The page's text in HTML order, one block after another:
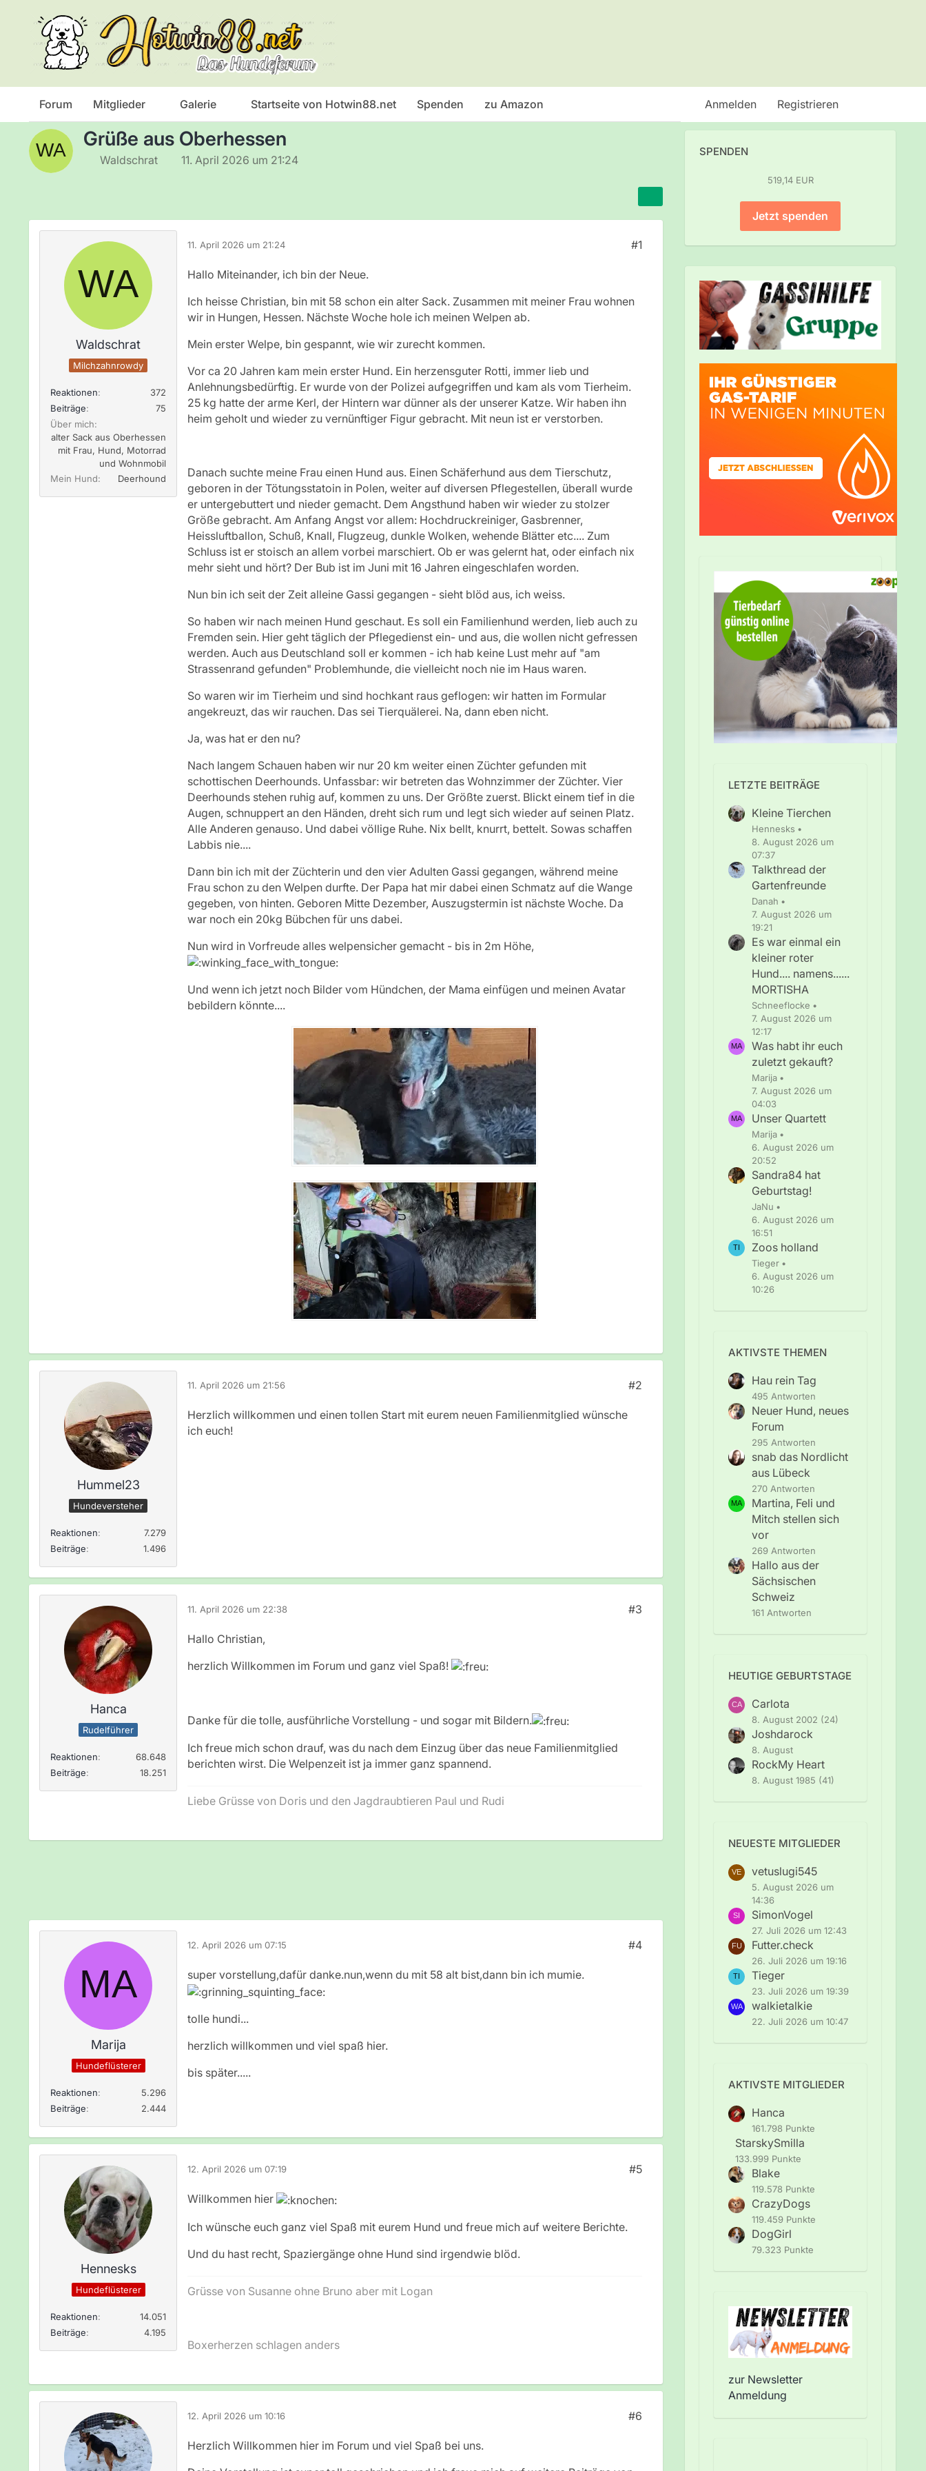
Forum Mitglieder Galerie Startseite von Hotwin88.net Spenden zu Amazon Anmelden Registrieren
Grüße aus Oberhessen
Waldschrat 11. April 2026 um 21:24
Waldschrat
Milchzahnrowdy
Reaktionen
372
Beiträge
75
Über mich
alter Sack aus Oberhessen
mit Frau, Hund, Motorrad
und Wohnmobil
Mein Hund
Deerhound
11. April 2026 um 21:24 #1
Hallo Miteinander, ich bin der Neue.
Ich heisse Christian, bin mit 58 schon ein alter Sack. Zusammen mit meiner Frau wohnen
wir in Hungen, Hessen. Nächste Woche hole ich meinen Welpen ab.
Mein erster Welpe, bin gespannt, wie wir zurecht kommen.
Vor ca 20 Jahren kam mein erster Hund. Ein herzensguter Rotti, immer lieb und
Anlehnungsbedürftig. Er wurde von der Polizei aufgegriffen und kam als vom Tierheim.
25 kg hatte der arme Kerl, der Hintern war dünner als der unserer Katze. Wir haben ihn
heim geholt und wieder zu vernünftiger Figur gebracht. Mit neun ist er verstorben.
Danach suchte meine Frau einen Hund aus. Einen Schäferhund aus dem Tierschutz,
geboren in der Tötungsstatoin in Polen, weiter auf diversen Pflegestellen, überall wurde
er untergebuttert und nieder gemacht. Dem Angsthund haben wir wieder zu stolzer
Größe gebracht. Am Anfang Angst vor allem: Hochdruckreiniger, Gasbrenner,
Heissluftballon, Schuß, Knall, Flugzeug, dunkle Wolken, wehende Blätter etc.... Zum
Schluss ist er stoisch an allem vorbei marschiert. Ob er was gelernt hat, oder einfach nix
mehr sieht und hört? Der Bub ist im Juni mit 16 Jahren eingeschlafen worden.
Nun bin ich seit der Zeit alleine Gassi gegangen - sieht blöd aus, ich weiss.
So haben wir nach meinen Hund geschaut. Es soll ein Familienhund werden, lieb auch zu
Fremden sein. Hier geht täglich der Pflegedienst ein- und aus, die wollen nicht gefressen
werden. Auch aus Deutschland soll er kommen - ich hab keine Lust mehr auf "am
Strassenrand gefunden" Problemhunde, die vielleicht noch nie im Haus waren.
So waren wir im Tierheim und sind hochkant raus geflogen: wir hatten im Formular
angekreuzt, das wir rauchen. Das sei Tierquälerei. Na, dann eben nicht.
Ja, was hat er den nu?
Nach langem Schauen haben wir nur 20 km weiter einen Züchter gefunden mit
schottischen Deerhounds. Unfassbar: wir betreten das Wohnzimmer der Züchter. Vier
Deerhounds stehen ruhig auf, kommen zu uns. Der Größte zuerst. Blickt einem tief in die
Augen, schnuppert an den Händen, dreht sich rum und legt sich wieder auf seinen Platz.
Alle Anderen genauso. Und dabei völlige Ruhe. Nix bellt, knurrt, bettelt. Sowas schaffen
Labbis nie....
Dann bin ich mit der Züchterin und den vier Adulten Gassi gegangen, während meine
Frau schon zu den Welpen durfte. Der Papa hat mir dabei einen Schmatz auf die Wange
gegeben, von hinten. Geboren Mitte Dezember, Auszugstermin ist nächste Woche. Da
war noch ein 20kg Bübchen für uns dabei.
Nun wird in Vorfreude alles welpensicher gemacht - bis in 2m Höhe,
Und wenn ich jetzt noch Bilder vom Hündchen, der Mama einfügen und meinen Avatar
bebildern könnte....
Hummel23
Hundeversteher
Reaktionen
7.279
Beiträge
1.496
11. April 2026 um 21:56 #2
Herzlich willkommen und einen tollen Start mit eurem neuen Familienmitglied wünsche
ich euch!
Hanca
Rudelführer
Reaktionen
68.648
Beiträge
18.251
11. April 2026 um 22:38 #3
Hallo Christian,
herzlich Willkommen im Forum und ganz viel Spaß!
Danke für die tolle, ausführliche Vorstellung - und sogar mit Bildern.
Ich freue mich schon drauf, was du nach dem Einzug über das neue Familienmitglied
berichten wirst. Die Welpenzeit ist ja immer ganz spannend.
Liebe Grüsse von Doris und den Jagdraubtieren Paul und Rudi
Marija
Hundeflüsterer
Reaktionen
5.296
Beiträge
2.444
12. April 2026 um 07:15 #4
super vorstellung,dafür danke.nun,wenn du mit 58 alt bist,dann bin ich mumie.
tolle hundi...
herzlich willkommen und viel spaß hier.
bis später.....
Hennesks
Hundeflüsterer
Reaktionen
14.051
Beiträge
4.195
12. April 2026 um 07:19 #5
Willkommen hier
Ich wünsche euch ganz viel Spaß mit eurem Hund und freue mich auf weitere Berichte.
Und du hast recht, Spaziergänge ohne Hund sind irgendwie blöd.
Grüsse von Susanne ohne Bruno aber mit Logan
Boxerherzen schlagen anders
12. April 2026 um 10:16 #6
Herzlich Willkommen hier im Forum und viel Spaß bei uns.
SPENDEN
519,14 EUR
Jetzt spenden
LETZTE BEITRÄGE
Kleine Tierchen
Hennesks
8. August 2026 um
07:37
Talkthread der
Gartenfreunde
Danah
7. August 2026 um
19:21
Es war einmal ein
kleiner roter
Hund.... namens......
MORTISHA
Schneeflocke
7. August 2026 um
12:17
Was habt ihr euch
zuletzt gekauft?
Marija
7. August 2026 um
04:03
Unser Quartett
Marija
6. August 2026 um
20:52
Sandra84 hat
Geburtstag!
JaNu
6. August 2026 um
16:51
Zoos holland
Tieger
6. August 2026 um
10:26
AKTIVSTE THEMEN
Hau rein Tag
495 Antworten
Neuer Hund, neues
Forum
295 Antworten
snab das Nordlicht
aus Lübeck
270 Antworten
Martina, Feli und
Mitch stellen sich
vor
269 Antworten
Hallo aus der
Sächsischen
Schweiz
161 Antworten
HEUTIGE GEBURTSTAGE
Carlota
8. August 2002 (24)
Joshdarock
8. August
RockMy Heart
8. August 1985 (41)
NEUESTE MITGLIEDER
vetuslugi545
5. August 2026 um
14:36
SimonVogel
27. Juli 2026 um 12:43
Futter.check
26. Juli 2026 um 19:16
Tieger
23. Juli 2026 um 19:39
walkietalkie
22. Juli 2026 um 10:47
AKTIVSTE MITGLIEDER
Hanca
161.798 Punkte
StarskySmilla
133.999 Punkte
Blake
119.578 Punkte
CrazyDogs
119.459 Punkte
DogGirl
79.323 Punkte
zur Newsletter
Anmeldung